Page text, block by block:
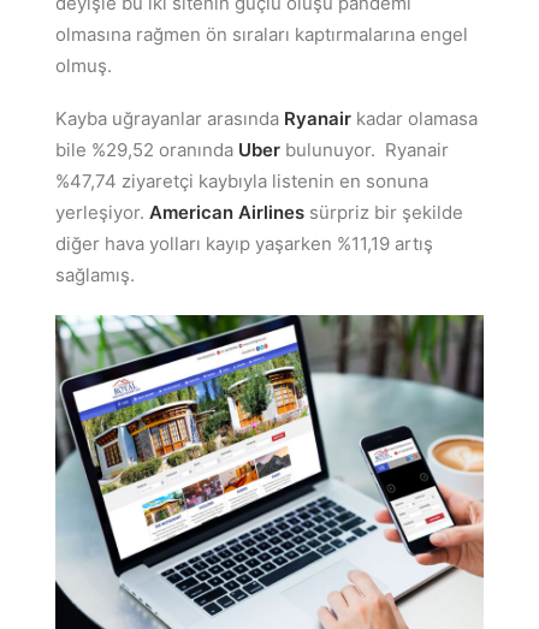
olmasına rağmen ön sıraları kaptırmalarına engel
olmuş.
Kayba uğrayanlar arasında Ryanair kadar olamasa
bile %29,52 oranında Uber bulunuyor. Ryanair
%47,74 ziyaretçi kaybıyla listenin en sonuna
yerleşiyor. American Airlines sürpriz bir şekilde
diğer hava yolları kayıp yaşarken %11,19 artış
sağlamış.